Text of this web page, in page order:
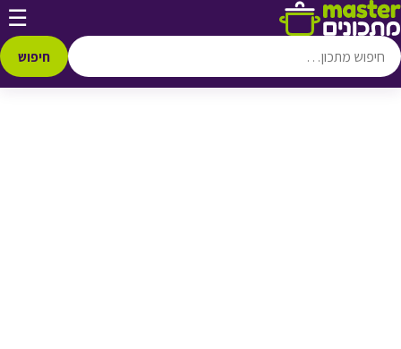
דלג לתוכן ☰
חיפוש
♥ הוספה